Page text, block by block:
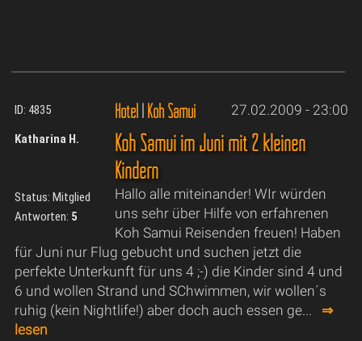
ID: 4835 Hotel|Koh Samui 27.02.2009 - 23:00
Katharina H.
Status: Mitglied
Antworten: 5
Koh Samui im Juni mit 2 kleinen
Kindern
Hallo alle miteinander! WIr würden
uns sehr über Hilfe von erfahrenen
Koh Samui Reisenden freuen! Haben
für Juni nur Flug gebucht und suchen jetzt die
perfekte Unterkunft für uns 4 ;-) die Kinder sind 4 und
6 und wollen Strand und SChwimmen, wir wollen´s
ruhig (kein Nightlife!) aber doch auch essen ge... ⇒
lesen